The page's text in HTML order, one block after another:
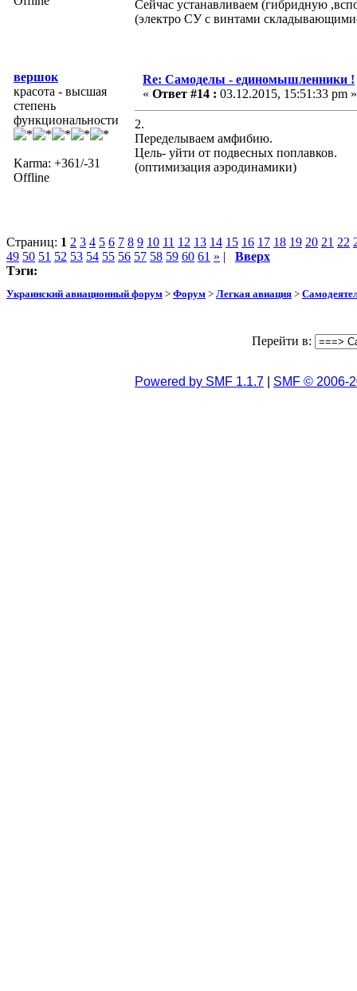
Сейчас устанавливаем (гибридную
(электро СУ с винтами
вершок
красота - высшая
степень
функциональности
Karma: +361/-31
Offline
Re: Самоделы - единомышленники !
« Ответ #14 : 03.12.2015, 15:51:33 pm »
2.
Переделываем амфибию.
Цель- уйти от подвесных поплавков.
(оптимизация аэродинамики)
Страниц: 1 2 3 4 5 6 7 8 9 10 11 12 13 14 15 16 17 18 19 20 21 22
49 50 51 52 53 54 55 56 57 58 59 60 61 » | Вверх
Тэги:
Украинский авиационный форум > Форум > Легкая авиация >
Перейти в:
Powered by SMF 1.1.7 SMF © 2006-